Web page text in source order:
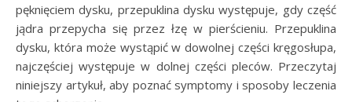
pęknięciem dysku, przepuklina dysku występuje, gdy część
jądra przepycha się przez łzę w pierścieniu. Przepuklina
dysku, która może wystąpić w dowolnej części kręgosłupa,
najczęściej występuje w dolnej części pleców. Przeczytaj
niniejszy artykuł, aby poznać symptomy i sposoby leczenia